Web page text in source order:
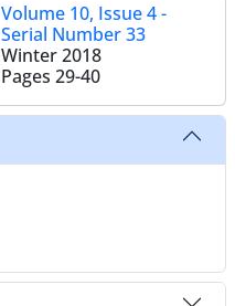
Volume 10, Issue 4 -
Serial Number 33
Winter 2018
Pages 29-40